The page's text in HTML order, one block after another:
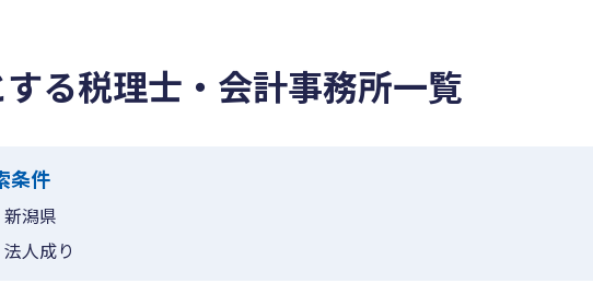
る税理士・会計事務所一覧
条件
新潟県
法人成り